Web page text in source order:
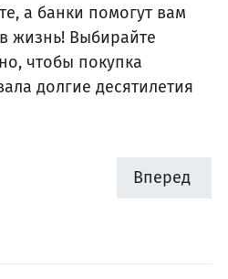
а банки помогут вам
жизнь! Выбирайте
чтобы покупка
долгие десятилетия
Вперед